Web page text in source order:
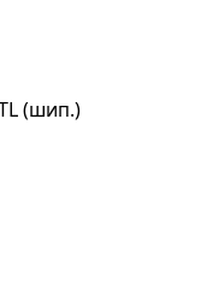
(шип.)